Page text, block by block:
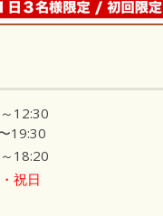
12:30
18:20
祝日